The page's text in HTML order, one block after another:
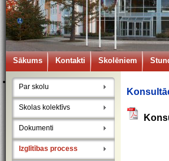
Sākums Kontakti Skolēniem
Par skolu
Skolas kolektīvs
Dokumenti
Izglītības process